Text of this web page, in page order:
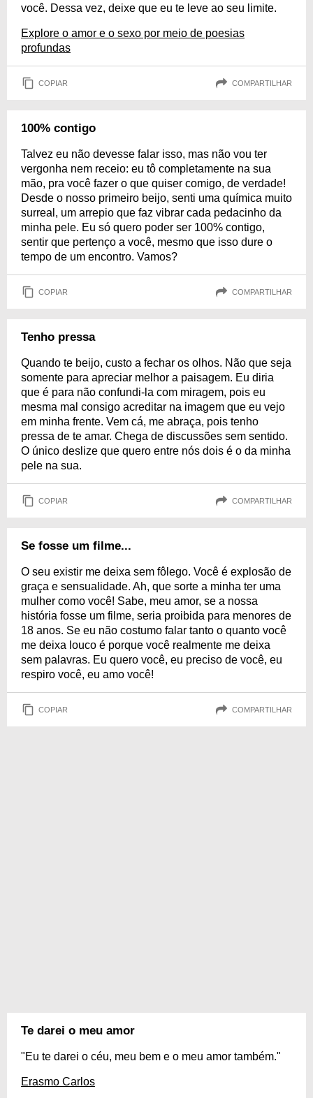
você. Dessa vez, deixe que eu te leve ao seu limite.
Explore o amor e o sexo por meio de poesias
profundas
COPIAR COMPARTILHAR
100% contigo
Talvez eu não devesse falar isso, mas não vou ter
vergonha nem receio: eu tô completamente na sua
mão, pra você fazer o que quiser comigo, de verdade!
Desde o nosso primeiro beijo, senti uma química muito
surreal, um arrepio que faz vibrar cada pedacinho da
minha pele. Eu só quero poder ser 100% contigo,
sentir que pertenço a você, mesmo que isso dure o
tempo de um encontro. Vamos?
COPIAR COMPARTILHAR
Tenho pressa
Quando te beijo, custo a fechar os olhos. Não que seja
somente para apreciar melhor a paisagem. Eu diria
que é para não confundi-la com miragem, pois eu
mesma mal consigo acreditar na imagem que eu vejo
em minha frente. Vem cá, me abraça, pois tenho
pressa de te amar. Chega de discussões sem sentido.
O único deslize que quero entre nós dois é o da minha
pele na sua.
COPIAR COMPARTILHAR
Se fosse um filme...
O seu existir me deixa sem fôlego. Você é explosão de
graça e sensualidade. Ah, que sorte a minha ter uma
mulher como você! Sabe, meu amor, se a nossa
história fosse um filme, seria proibida para menores de
18 anos. Se eu não costumo falar tanto o quanto você
me deixa louco é porque você realmente me deixa
sem palavras. Eu quero você, eu preciso de você, eu
respiro você, eu amo você!
COPIAR COMPARTILHAR
Te darei o meu amor
"Eu te darei o céu, meu bem e o meu amor também."
Erasmo Carlos